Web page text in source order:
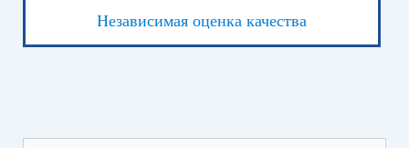
Независимая оценка качества